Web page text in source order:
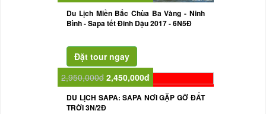
Du Lịch Miền Bắc Chùa Ba Vàng - Ninh
Bình - Sapa tết Đinh Dậu 2017 - 6N5Đ
2,950,000đ 2,450,000đ
DU LỊCH SAPA: SAPA NƠI GẶP GỠ ĐẤT
TRỜI 3N/2Đ